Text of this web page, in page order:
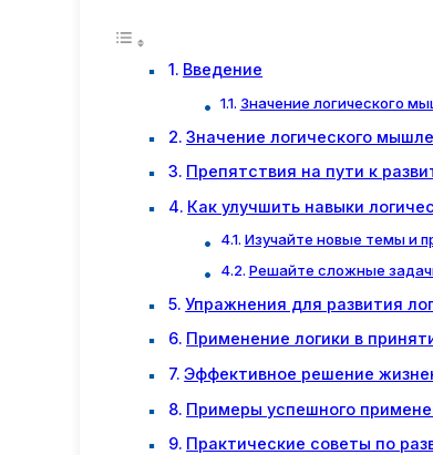
Введение
Значение логического
Значение логического
Препятствия на пути к
Как улучшить навыки
Изучайте новые темы и
Решайте сложные
Упражнения для развития
Применение логики в
Эффективное решение
Примеры успешного
Практические советы по